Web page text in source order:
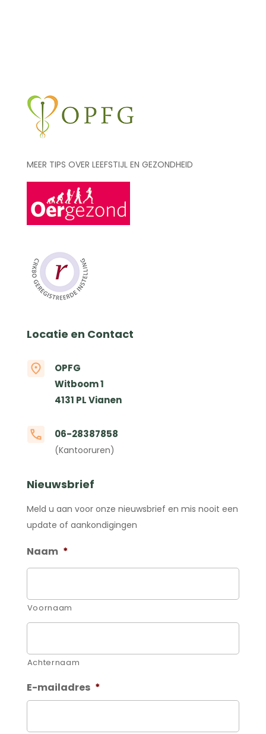
aantal
MEER TIPS OVER LEEFSTIJL EN GEZONDHEID
Locatie en Contact
OPFG
Witboom 1
4131 PL Vianen
06-28387858
(Kantooruren)
Nieuwsbrief
Meld u aan voor onze nieuwsbrief en mis nooit een
update of aankondigingen
Naam *
Voornaam
Achternaam
E-mailadres *